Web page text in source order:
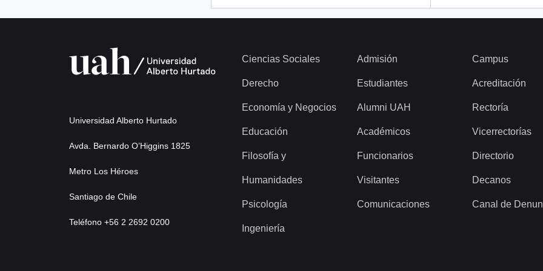
Universidad Alberto Hurtado
Avda. Bernardo O’Higgins 1825
Metro Los Héroes
Santiago de Chile
Teléfono +56 2 2692 0200
Ciencias Sociales
Derecho
Economía y Negocios
Educación
Filosofía y
Humanidades
Psicología
Ingeniería
Admisión
Estudiantes
Alumni UAH
Académicos
Funcionarios
Visitantes
Comunicaciones
Campus
Acreditación
Rectoría
Vicerrectorías
Directorio
Decanos
Canal de